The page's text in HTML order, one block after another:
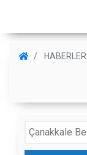
HABERLER